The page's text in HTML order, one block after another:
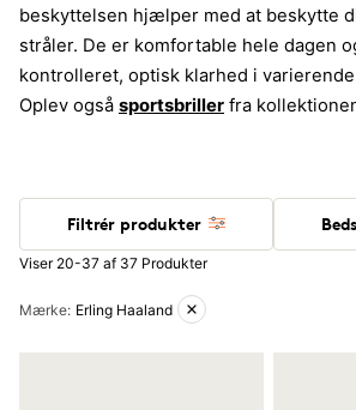
beskyttelsen hjælper med at beskytte
stråler. De er komfortable hele dagen
kontrolleret, optisk klarhed i
Oplev også sportsbriller fra
Filtrér produkter
Viser 20-37 af 37 Produkter
Aktive filtre
Mærke: Erling Haaland